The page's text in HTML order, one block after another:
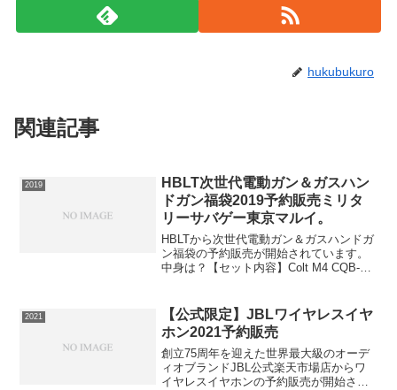
hukubukuro
関連記事
2019
HBLT次世代電動ガン＆ガスハン
ドガン福袋2019予約販売ミリタ
リーサバゲー東京マルイ。
HBLTから次世代電動ガン＆ガスハンドガ
ン福袋の予約販売が開始されています。
中身は？【セット内容】Colt M4 CQB-R
HK416（M4/SCAR-L） 用（5...
2021
【公式限定】JBLワイヤレスイヤ
ホン2021予約販売
創立75周年を迎えた世界最大級のオーデ
ィオブランドJBL公式楽天市場店からワ
イヤレスイヤホンの予約販売が開始され